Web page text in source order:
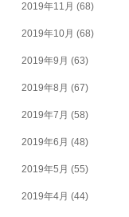
2019年11月 (68)
2019年10月 (68)
2019年9月 (63)
2019年8月 (67)
2019年7月 (58)
2019年6月 (48)
2019年5月 (55)
2019年4月 (44)